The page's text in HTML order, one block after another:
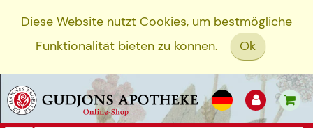
Diese Website nutzt Cookies, um bestmögliche
Funktionalität bieten zu können.
Ok